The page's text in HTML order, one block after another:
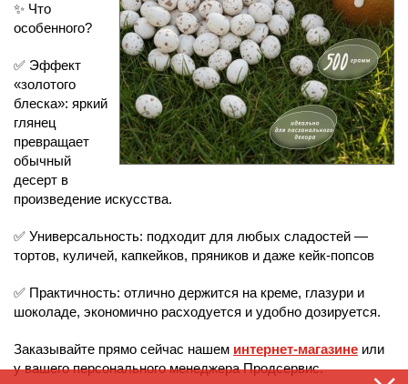
✨ Что
особенного?
✅ Эффект
«золотого
блеска»: яркий
глянец
превращает
обычный
десерт в
произведение искусства.
✅ Универсальность: подходит для любых сладостей —
тортов, куличей, капкейков, пряников и даже кейк-попсов
✅ Практичность: отлично держится на креме, глазури и
шоколаде, экономично расходуется и удобно дозируется.
Заказывайте прямо сейчас нашем интернет-магазине или
у вашего персонального менеджера Продсервис.